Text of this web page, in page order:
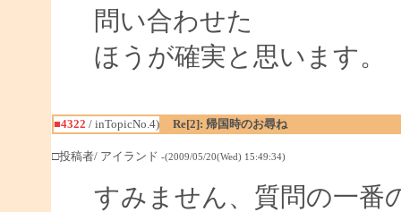
問い合わせた
ほうが確実と思います。
■4322 / inTopicNo.4) Re[2]: 帰国時のお尋ね
□投稿者/ アイランド -(2009/05/20(Wed) 15:49:34)
すみません、質問の一番